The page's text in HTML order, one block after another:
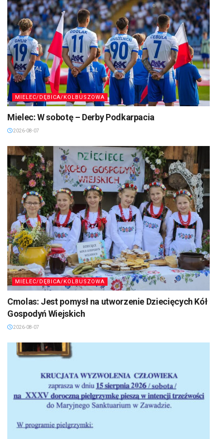
MIELEC/DĘBICA/KOLBUSZOWA
Mielec: W sobotę – Derby Podkarpacia
2026-08-07
MIELEC/DĘBICA/KOLBUSZOWA
Cmolas: Jest pomysł na utworzenie Dziecięcych Kół
Gospodyń Wiejskich
2026-08-07